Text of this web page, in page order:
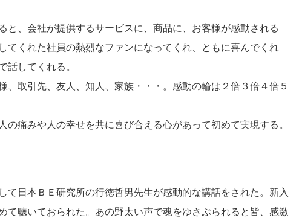
、会社が提供するサービスに、商品に、お客様が感動される
てくれた社員の熱烈なファンになってくれ、ともに喜んでくれ
話してくれる。
取引先、友人、知人、家族・・・。感動の輪は２倍３倍４倍５
痛みや人の幸せを共に喜び合える心があって初めて実現する。
日本ＢＥ研究所の行徳哲男先生が感動的な講話をされた。新入
て聴いておられた。あの野太い声で魂をゆさぶられると皆、感激